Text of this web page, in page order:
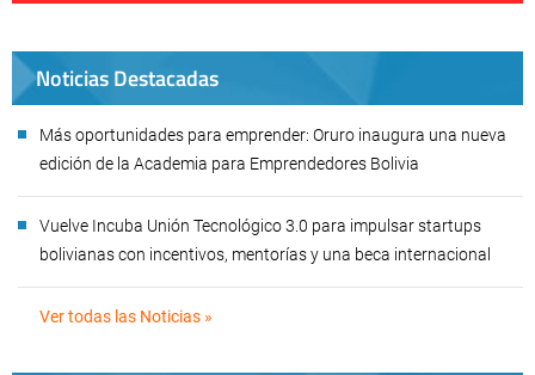
Noticias Destacadas
Más oportunidades para emprender: Oruro inaugura una nueva
edición de la Academia para Emprendedores Bolivia
Vuelve Incuba Unión Tecnológico 3.0 para impulsar startups
bolivianas con incentivos, mentorías y una beca internacional
Ver todas las Noticias »